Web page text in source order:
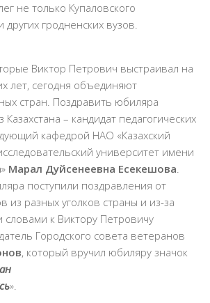
не только Купаловского
других гродненских вузов.
Виктор Петрович выстраивал на
лет, сегодня объединяют
стран. Поздравить юбиляра
Казахстана – кандидат педагогических
кафедрой НАО «Казахский
университет имени
Марал Дуйсенеевна Есекешова.
поступили поздравления от
из разных уголков страны и из-за
к Виктору Петровичу
Городского совета ветеранов
, который вручил юбиляру значок
».